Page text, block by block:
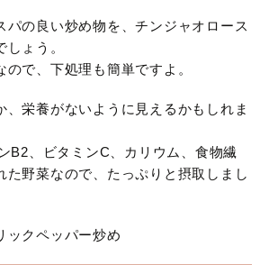
パの良い炒め物を、チンジャオロース
ょう。
で、下処理も簡単ですよ。
、栄養がないように見えるかもしれま
B2、ビタミンC、カリウム、食物繊
た野菜なので、たっぷりと摂取しまし
クペッパー炒め